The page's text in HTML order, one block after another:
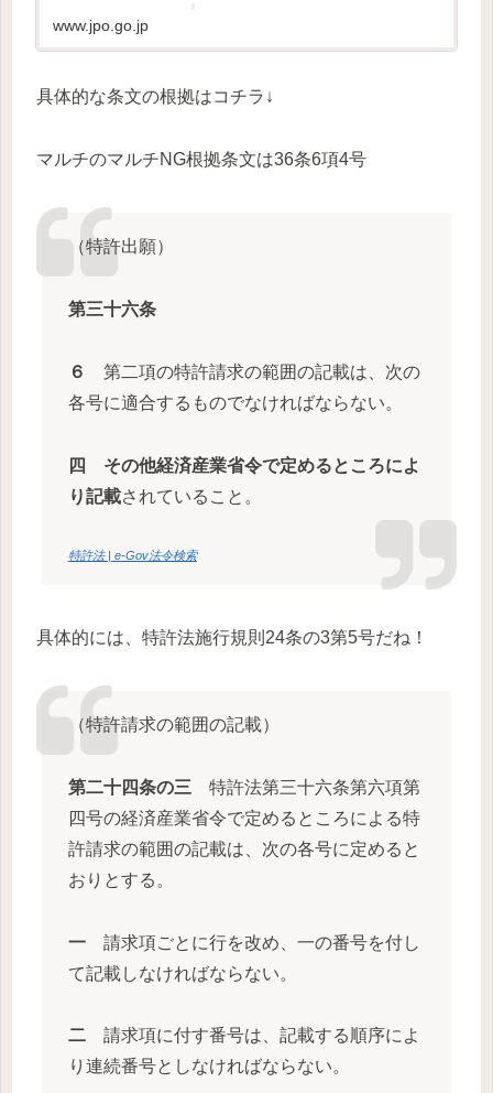
www.jpo.go.jp
具体的な条文の根拠はコチラ↓
マルチのマルチNG根拠条文は36条6項4号
（特許出願）
第三十六条
６
第二項の特許請求の範囲の記載は、次の
各号に適合するものでなければならない。
四
その他経済産業省令で定めるところによ
り記載されていること。
特許法 | e-Gov法令検索
具体的には、特許法施行規則24条の3第5号だね！
（特許請求の範囲の記載）
第二十四条の三 特許法第三十六条第六項第
四号の経済産業省令で定めるところによる特
許請求の範囲の記載は、次の各号に定めると
おりとする。
一請求項ごとに行を改め、一の番号を付し
て記載しなければならない。
二請求項に付す番号は、記載する順序によ
り連続番号としなければならない。